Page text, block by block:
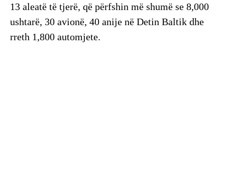
13 aleatë të tjerë, që përfshin më shumë se 8,000
ushtarë, 30 avionë, 40 anije në Detin Baltik dhe
rreth 1,800 automjete.